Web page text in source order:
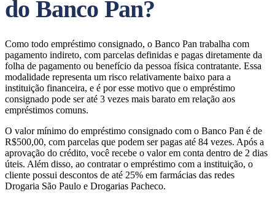
do Banco Pan?
Como todo empréstimo consignado, o Banco Pan trabalha com
pagamento indireto, com parcelas definidas e pagas diretamente da
folha de pagamento ou benefício da pessoa física contratante. Essa
modalidade representa um risco relativamente baixo para a
instituição financeira, e é por esse motivo que o empréstimo
consignado pode ser até 3 vezes mais barato em relação aos
empréstimos comuns.
O valor mínimo do empréstimo consignado com o Banco Pan é de
R$500,00, com parcelas que podem ser pagas até 84 vezes. Após a
aprovação do crédito, você recebe o valor em conta dentro de 2 dias
úteis. Além disso, ao contratar o empréstimo com a instituição, o
cliente possui descontos de até 25% em farmácias das redes
Drogaria São Paulo e Drogarias Pacheco.